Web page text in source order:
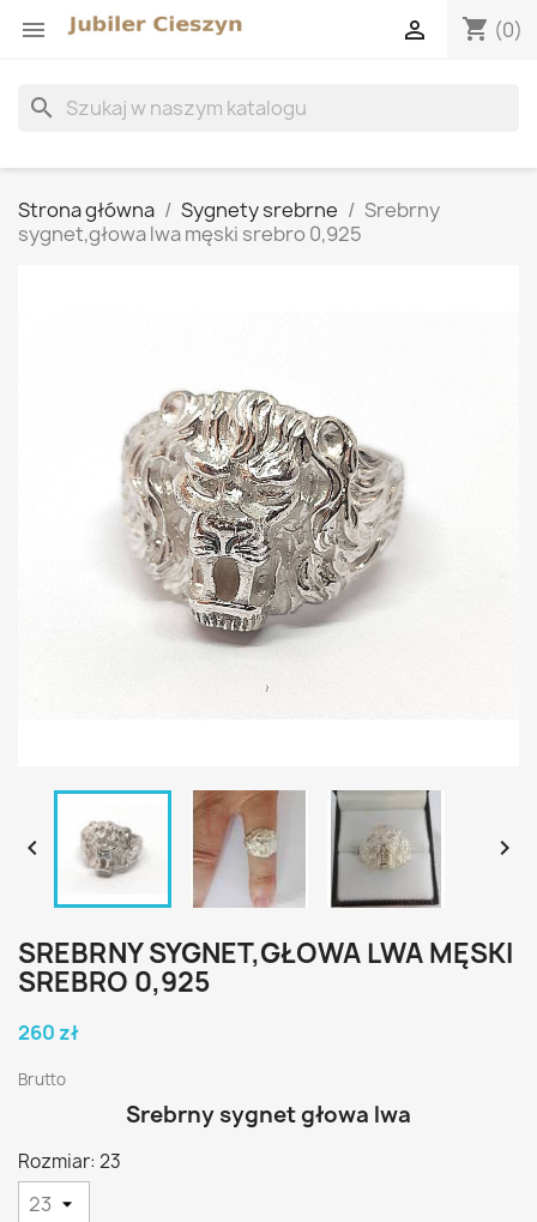
 shopping_cart (0)

search
Strona główna Sygnety srebrne
Srebrny
sygnet,głowa lwa męski srebro 0,925
 
SREBRNY SYGNET,GŁOWA LWA MĘSKI
SREBRO 0,925
260 zł
Brutto
Srebrny sygnet głowa lwa
Rozmiar: 23